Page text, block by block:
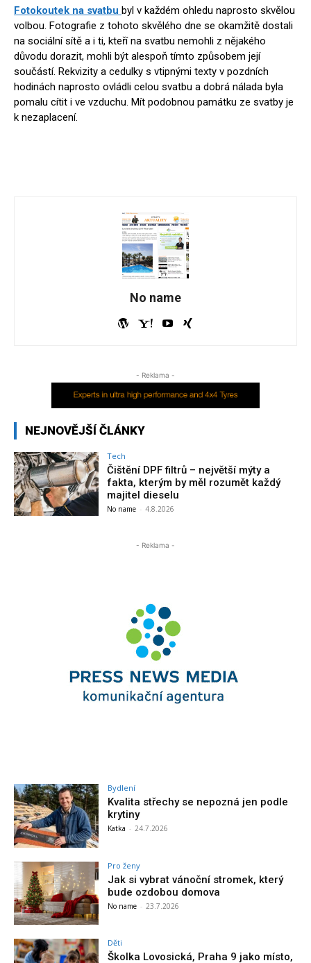
Fotokoutek na svatbu byl v každém ohledu naprosto skvělou
volbou. Fotografie z tohoto skvělého dne se okamžitě dostali
na sociální sítě a i ti, kteří na svatbu nemohli z nějakého
důvodu dorazit, mohli být alespoň tímto způsobem její
součástí. Rekvizity a cedulky s vtipnými texty v pozdních
hodinách naprosto ovládli celou svatbu a dobrá nálada byla
pomalu cítit i ve vzduchu. Mít podobnou památku ze svatby je
k nezaplacení.
No name
- Reklama -
NEJNOVĚJŠÍ ČLÁNKY
Tech
Čištění DPF filtrů – největší mýty a
fakta, kterým by měl rozumět každý
majitel dieselu
No name - 4.8.2026
- Reklama -
Bydlení
Kvalita střechy se nepozná jen podle
krytiny
Katka - 24.7.2026
Pro ženy
Jak si vybrat vánoční stromek, který
bude ozdobou domova
No name - 23.7.2026
Děti
Školka Lovosická, Praha 9 jako místo,